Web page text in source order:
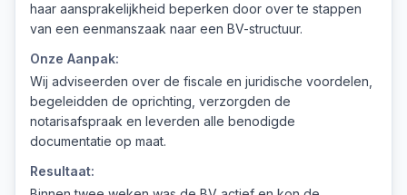
haar aansprakelijkheid beperken door over te stappen
van een eenmanszaak naar een BV-structuur.
Onze Aanpak:
Wij adviseerden over de fiscale en juridische voordelen,
begeleidden de oprichting, verzorgden de
notarisafspraak en leverden alle benodigde
documentatie op maat.
Resultaat: